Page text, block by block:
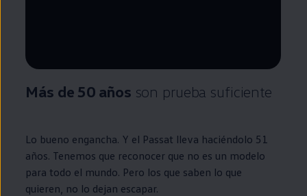
Remaining time, --:--
Más de 50 años son prueba suficiente
Lo bueno engancha. Y el Passat lleva haciéndolo 51
años. Tenemos que reconocer que no es un modelo
para todo el mundo. Pero los que saben lo que
quieren, no lo dejan escapar.